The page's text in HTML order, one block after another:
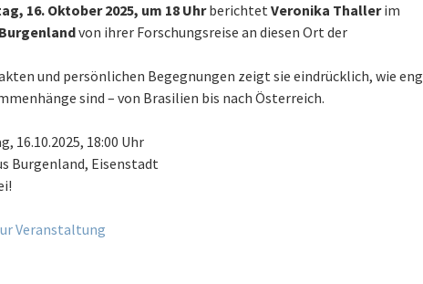
16. Oktober 2025, um 18 UhrberichtetVeronika Thallerim
von ihrer Forschungsreise an diesen Ort der
und persönlichen Begegnungen zeigt sie eindrücklich, wie eng
sind – von Brasilien bis nach Österreich.
16.10.2025, 18:00 Uhr
Burgenland, Eisenstadt
Veranstaltung